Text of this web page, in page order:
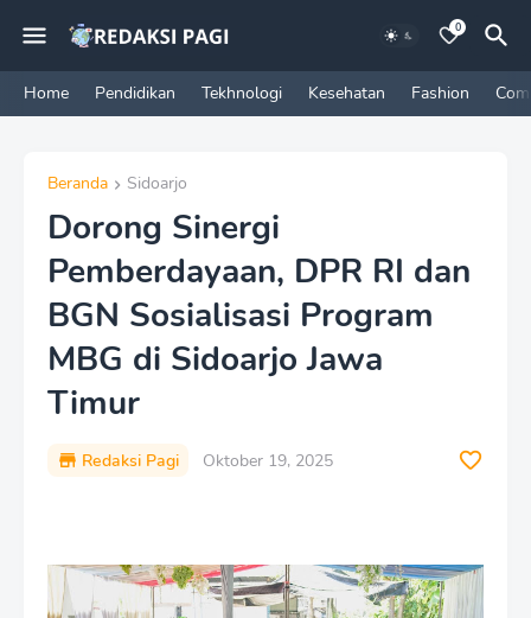
0
Home Pendidikan Tekhnologi Kesehatan Fashion
Beranda Sidoarjo
Dorong Sinergi
Pemberdayaan, DPR RI dan
BGN Sosialisasi Program
MBG di Sidoarjo Jawa
Timur
Redaksi Pagi Oktober 19, 2025
i
u